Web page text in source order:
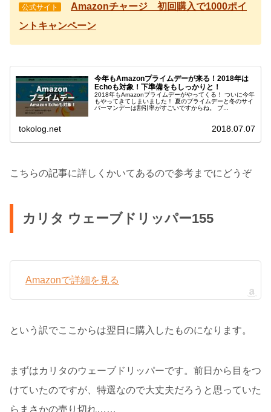
公式サイト
Amazonチャージ 初回購入で1000ポイ
ントキャンペーン
今年もAmazonプライムデーが来る！2018年は
Echoも対象！下準備をもしっかりと！
2018年もAmazonプライムデーがやってくる！ ついに今年
もやってきてしまいました！ 夏のプライムデーと冬のサイ
バーマンデーは割引率がすごいですからね。 ブ...
tokolog.net 2018.07.07
こちらの記事に詳しくかいてあるので参考までにどうぞ
カリタ ウェーブドリッパー155
Amazonで詳細を見る
という訳でここからは翌日に購入したものになります。
まずはカリタのウェーブドリッパーです。前日から目をつ
けていたのですが、特選なので大丈夫だろうと思っていた
らまさかの売り切れ……